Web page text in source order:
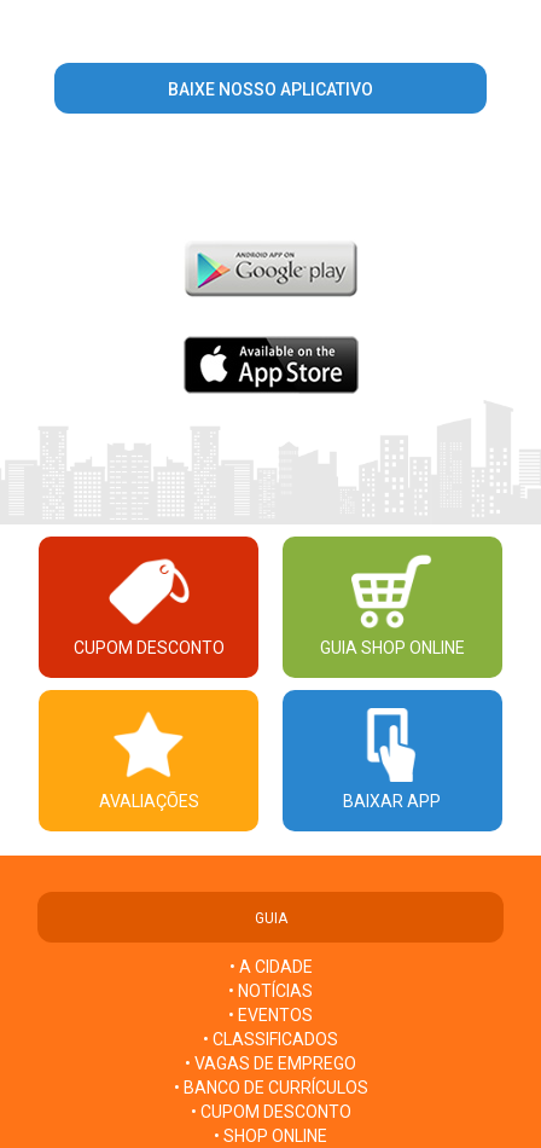
BAIXE NOSSO APLICATIVO
CUPOM DESCONTO GUIA SHOP ONLINE
AVALIAÇÕES BAIXAR APP
GUIA
• A CIDADE
• NOTÍCIAS
• EVENTOS
• CLASSIFICADOS
• VAGAS DE EMPREGO
• BANCO DE CURRÍCULOS
• CUPOM DESCONTO
• SHOP ONLINE